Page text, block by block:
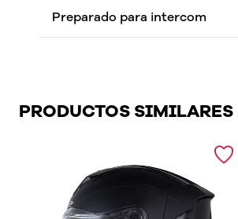
Preparado para intercom
PRODUCTOS SIMILARES